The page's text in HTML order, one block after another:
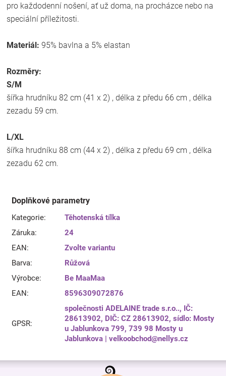
pro každodenní nošení, ať už doma, na procházce nebo na
speciální příležitosti.
Materiál: 95% bavlna a 5% elastan
Rozměry:
S/M
šířka hrudníku 82 cm (41 x 2) , délka z předu 66 cm , délka
zezadu 59 cm.
L/XL
šířka hrudníku 88 cm (44 x 2) , délka z předu 69 cm , délka
zezadu 62 cm.
Doplňkové parametry
Kategorie:
Těhotenská tílka
Záruka:
24
EAN:
Zvolte variantu
Barva:
Růžová
Výrobce:
Be MaaMaa
EAN: 8596309072876
GPSR:
společnosti ADELAINE trade s.r.o.., IČ:
28613902, DIČ: CZ 28613902, sídlo: Mosty
u Jablunkova 799, 739 98 Mosty u
Jablunkova | velkoobchod@nellys.cz
Z